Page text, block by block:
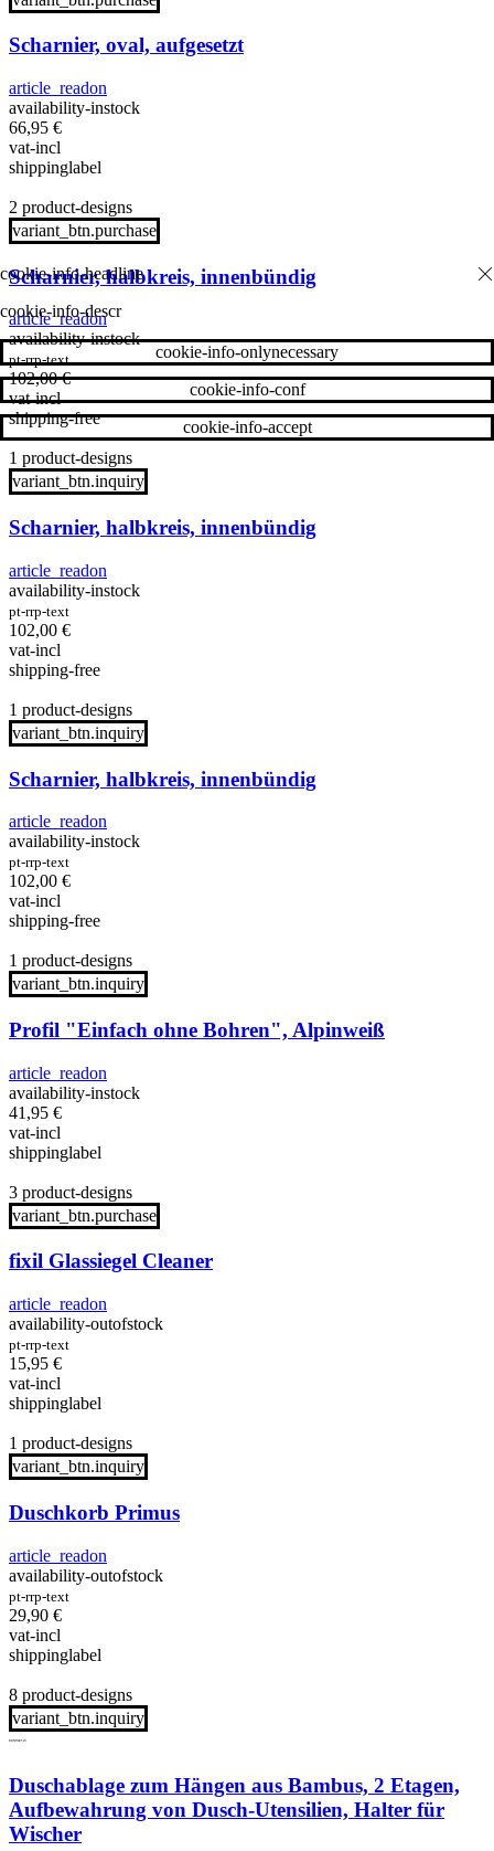
Scharnier, oval, aufgesetzt
article_readon
availability-instock
66,95 €
vat-incl
shippinglabel
2 product-designs
variant_btn.purchase
Scharnier, halbkreis, innenbündig
article_readon
availability-instock
pt-rrp-text
102,00€
vat-incl
shipping-free
1 product-designs
variant_btn.inquiry
Scharnier, halbkreis, innenbündig
article_readon
availability-instock
pt-rrp-text
102,00 €
vat-incl
shipping-free
1 product-designs
variant_btn.inquiry
Scharnier, halbkreis, innenbündig
article_readon
availability-instock
pt-rrp-text
102,00 €
vat-incl
shipping-free
1 product-designs
variant_btn.inquiry
Profil "Einfach ohne Bohren", Alpinweiß
article_readon
availability-instock
41,95 €
vat-incl
shippinglabel
3 product-designs
variant_btn.purchase
fixil Glassiegel Cleaner
article_readon
availability-outofstock
pt-rrp-text
15,95 €
vat-incl
shippinglabel
1 product-designs
variant_btn.inquiry
Duschkorb Primus
article_readon
availability-outofstock
pt-rrp-text
29,90 €
vat-incl
shippinglabel
8 product-designs
variant_btn.inquiry
Duschablage zum Hängen aus Bambus, 2 Etagen,
Aufbewahrung von Dusch-Utensilien, Halter für
Wischer
cookie-info-descr
cookie-info-accept
cookie-info-conf
cookie-info-onlynecessary